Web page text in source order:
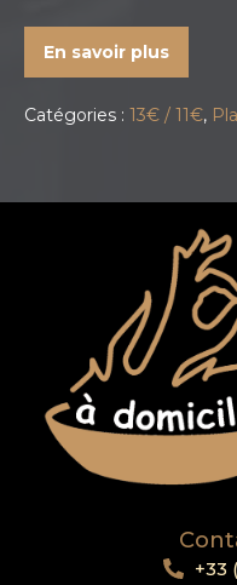
En savoir plus
Catégories : 13€ / 11€,
+33